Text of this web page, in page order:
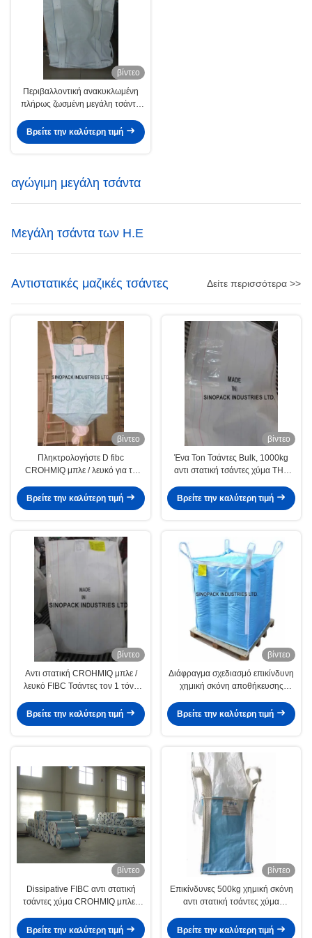
βίντεο
Περιβαλλοντική ανακυκλωμένη
πλήρως ζωσμένη μεγάλη τσάντα
Βρείτε την καλύτερη τιμή
αγώγιμη μεγάλη τσάντα
Μεγάλη τσάντα των Η.Ε
Αντιστατικές μαζικές τσάντες Δείτε περισσότερα >>
βίντεο
Πληκτρολογήστε D fibc
CROHMIQ μπλε / λευκό για τη
Βρείτε την καλύτερη τιμή
βίντεο
Ένα Ton Τσάντες Bulk, 1000kg
αντι στατική τσάντες χύμα ΤΗΣ
Βρείτε την καλύτερη τιμή
βίντεο
Αντι στατική CROHMIQ μπλε /
λευκό FIBC Τσάντες τον 1 τόνο
Βρείτε την καλύτερη τιμή
βίντεο
Διάφραγμα σχεδιασμό επικίνδυνη
χημική σκόνη αποθήκευσης
θωράκιση
Βρείτε την καλύτερη τιμή
βίντεο
Dissipative FIBC αντι στατική
τσάντες χύμα CROHMIQ μπλε /
σκόνη
Βρείτε την καλύτερη τιμή
βίντεο
Επικίνδυνες 500kg χημική σκόνη
αντι στατική τσάντες χύμα
Βρείτε την καλύτερη τιμή